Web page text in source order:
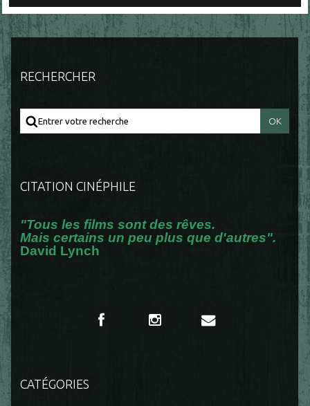
RECHERCHER
CITATION CINÉPHILE
"Tous les films sont des rêves.
Mais certains un peu plus que d'autres".
David Lynch
CATÉGORIES